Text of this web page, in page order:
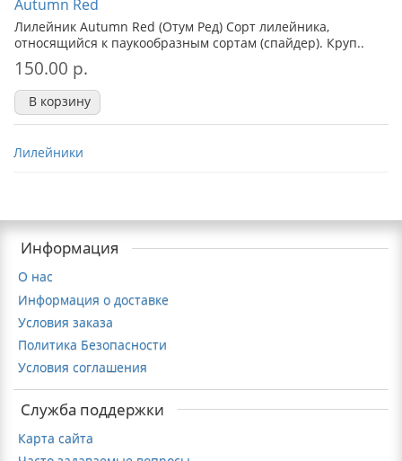
Autumn Red
Лилейник Autumn Red (Отум Ред) Сорт лилейника,
относящийся к паукообразным сортам (спайдер). Круп..
150.00 р.
В корзину
Лилейники
Информация
О нас
Информация о доставке
Условия заказа
Политика Безопасности
Условия соглашения
Служба поддержки
Карта сайта